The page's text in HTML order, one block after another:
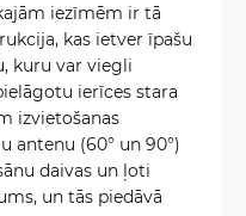
iezīmēm ir tā
kas ietver īpašu
kuru var viegli
ierīces stara
izvietošanas
antenu (60° un 90°)
daivas un ļoti
un tās piedāvā